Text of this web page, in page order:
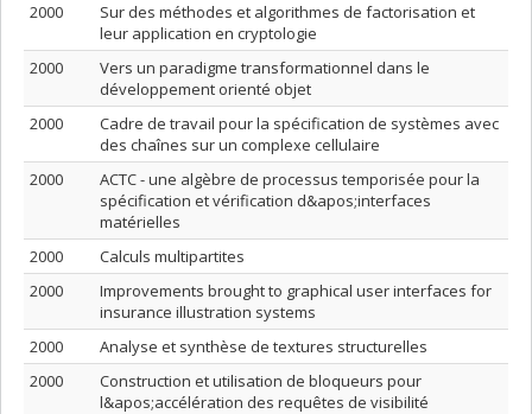
2000
Sur des méthodes et algorithmes de factorisation et
leur application en cryptologie
2000
Vers un paradigme transformationnel dans le
développement orienté objet
2000
Cadre de travail pour la spécification de systèmes avec
des chaînes sur un complexe cellulaire
2000
ACTC - une algèbre de processus temporisée pour la
spécification et vérification d&apos;interfaces
matérielles
2000
Calculs multipartites
2000
Improvements brought to graphical user interfaces for
insurance illustration systems
2000
Analyse et synthèse de textures structurelles
2000
Construction et utilisation de bloqueurs pour
l&apos;accélération des requêtes de visibilité